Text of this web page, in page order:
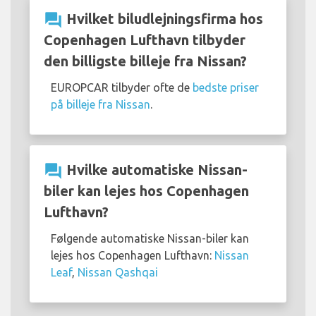
question_answer Hvilket biludlejningsfirma hos
Copenhagen Lufthavn tilbyder
den billigste billeje fra Nissan?
EUROPCAR tilbyder ofte de bedste priser
på billeje fra Nissan.
question_answer Hvilke automatiske Nissan-
biler kan lejes hos Copenhagen
Lufthavn?
Følgende automatiske Nissan-biler kan
lejes hos Copenhagen Lufthavn: Nissan
Leaf, Nissan Qashqai